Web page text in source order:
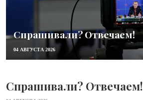
Спрашивали? Отвечаем!
04 АВГУСТА 2026
Спрашивали? Отвечаем!